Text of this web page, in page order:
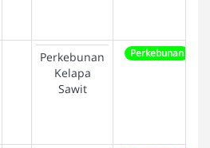
Perkebunan
Kelapa
Sawit
Perkebunan